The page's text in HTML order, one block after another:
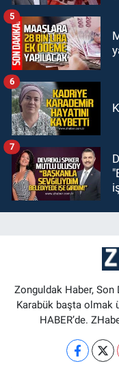
5
6
7
Zonguldak Haber, Son
Karabük başta olmak
HABER’de.